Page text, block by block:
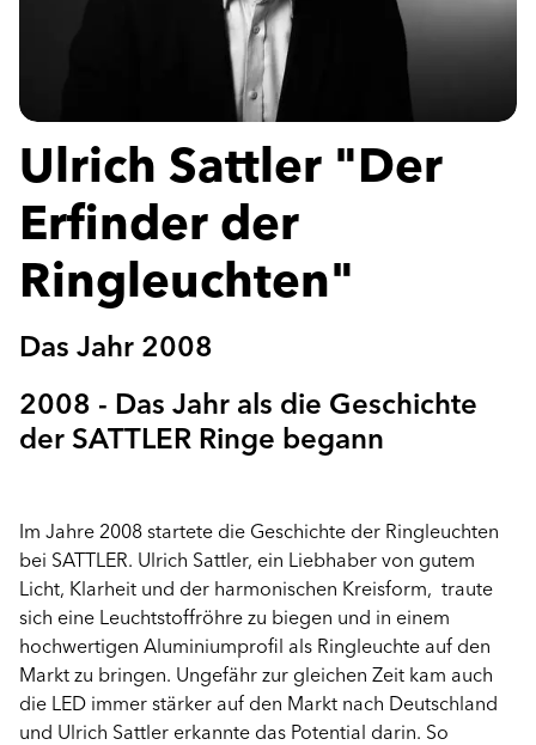
Ulrich Sattler "Der
Erfinder der
Ringleuchten"
Das Jahr 2008
2008 - Das Jahr als die Geschichte
der SATTLER Ringe begann
Im Jahre 2008 startete die Geschichte der Ringleuchten
bei SATTLER. Ulrich Sattler, ein Liebhaber von gutem
Licht, Klarheit und der harmonischen Kreisform, traute
sich eine Leuchtstoffröhre zu biegen und in einem
hochwertigen Aluminiumprofil als Ringleuchte auf den
Markt zu bringen. Ungefähr zur gleichen Zeit kam auch
die LED immer stärker auf den Markt nach Deutschland
und Ulrich Sattler erkannte das Potential darin. So